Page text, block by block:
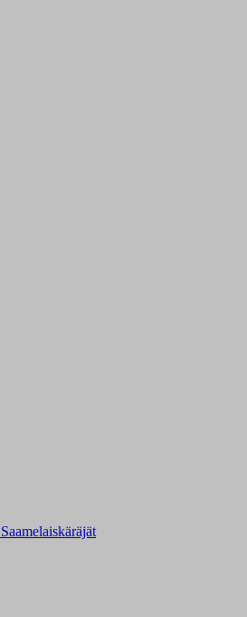
Saamelaiskäräjät